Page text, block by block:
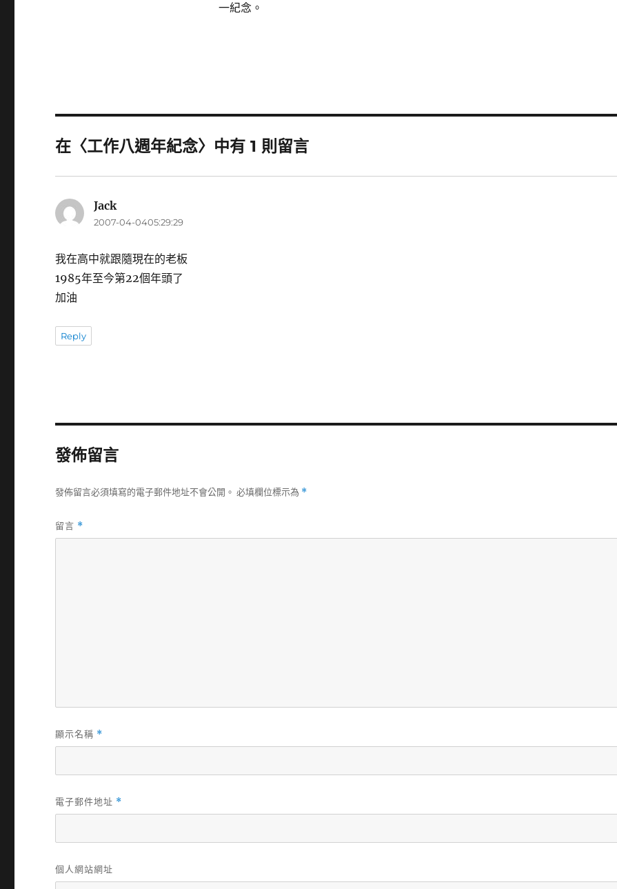
一紀念。
在〈工作八週年紀念〉中有 1 則留言
Jack表
示:
2007-04-0405:29:29
我在高中就跟隨現在的老板
1985年至今第22個年頭了
加油
Reply
發佈留言
發佈留言必須填寫的電子郵件地址不會公開。 必填欄位標示為 *
留言 *
顯示名稱 *
電子郵件地址 *
個人網站網址